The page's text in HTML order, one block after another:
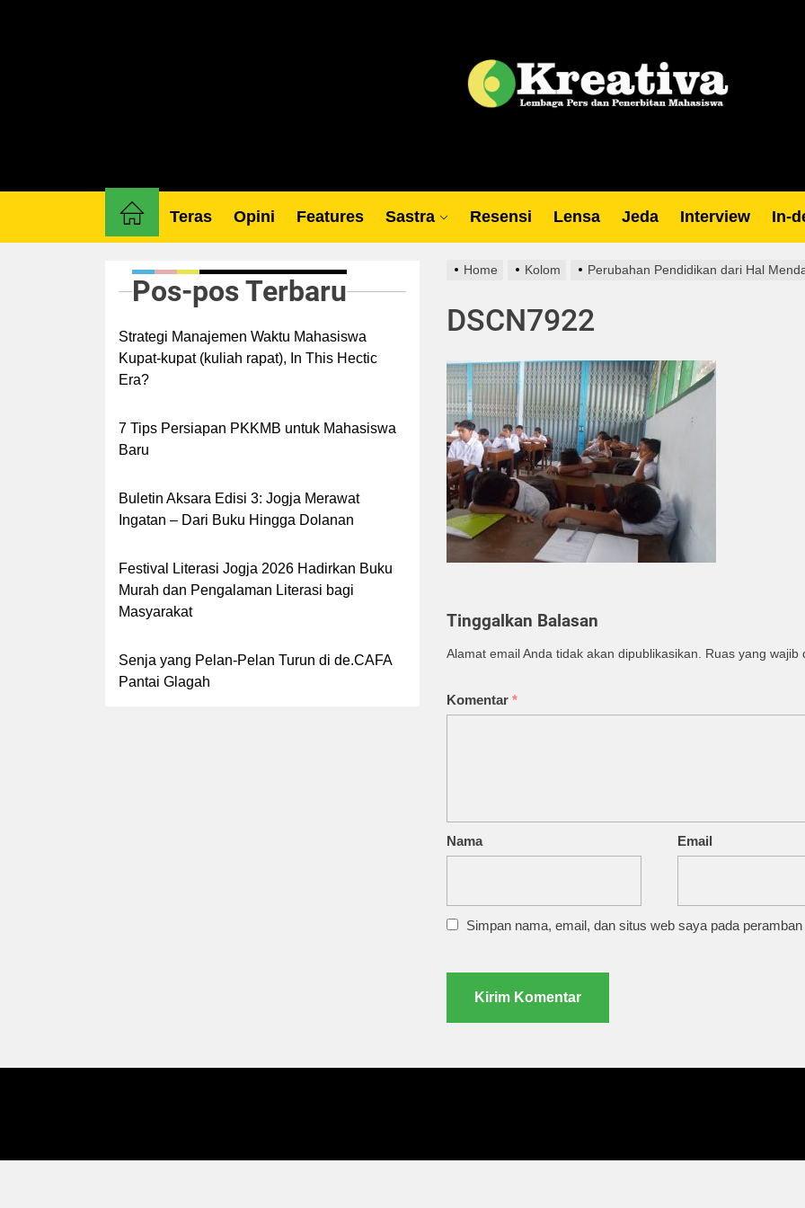
Teras Opini Features Sastra Resensi Lensa Jeda Interview In-
Home Kolom Perubahan Pendidikan dari Hal
DSCN7922
Tinggalkan Balasan
Alamat email Anda tidak akan dipublikasikan. Ruas yang wajib
Komentar *
Nama Email
Simpan nama, email, dan situs web saya pada
Pos-pos Terbaru
Strategi Manajemen Waktu Mahasiswa
Kupat-kupat (kuliah rapat), In This Hectic
Era?
7 Tips Persiapan PKKMB untuk Mahasiswa
Baru
Buletin Aksara Edisi 3: Jogja Merawat
Ingatan – Dari Buku Hingga Dolanan
Festival Literasi Jogja 2026 Hadirkan Buku
Murah dan Pengalaman Literasi bagi
Masyarakat
Senja yang Pelan-Pelan Turun di de.CAFA
Pantai Glagah